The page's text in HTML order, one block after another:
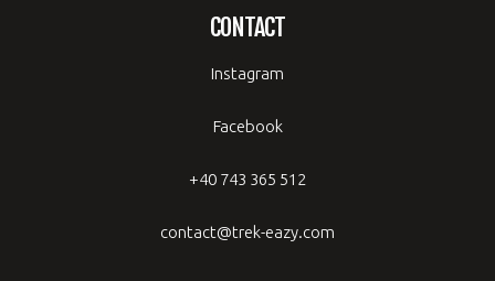
CONTACT
Instagram
Facebook
+40 743 365 512
contact@trek-eazy.com